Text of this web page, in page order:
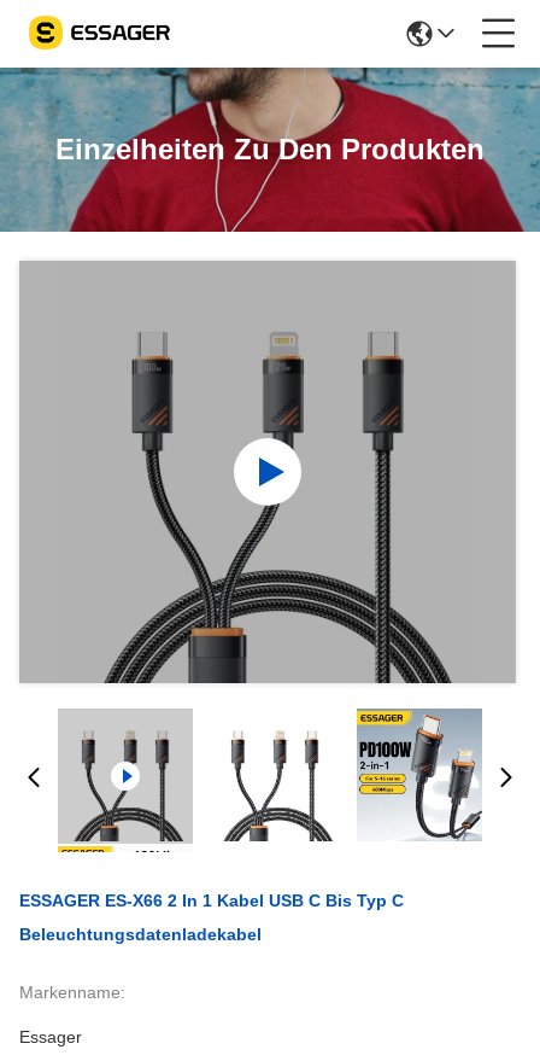
Einzelheiten Zu Den Produkten
ESSAGER ES-X66 2 In 1 Kabel USB C Bis Typ C
Beleuchtungsdatenladekabel
Markenname:
Essager